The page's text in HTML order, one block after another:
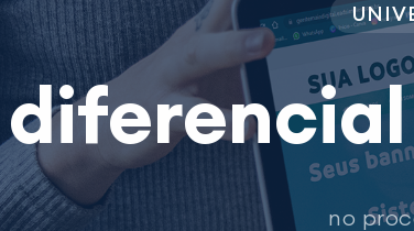
no